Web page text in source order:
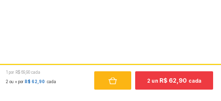
1 por R$ 69,90 cada
2 ou + por R$ 62,90 cada 2 un R$ 62,90 cada